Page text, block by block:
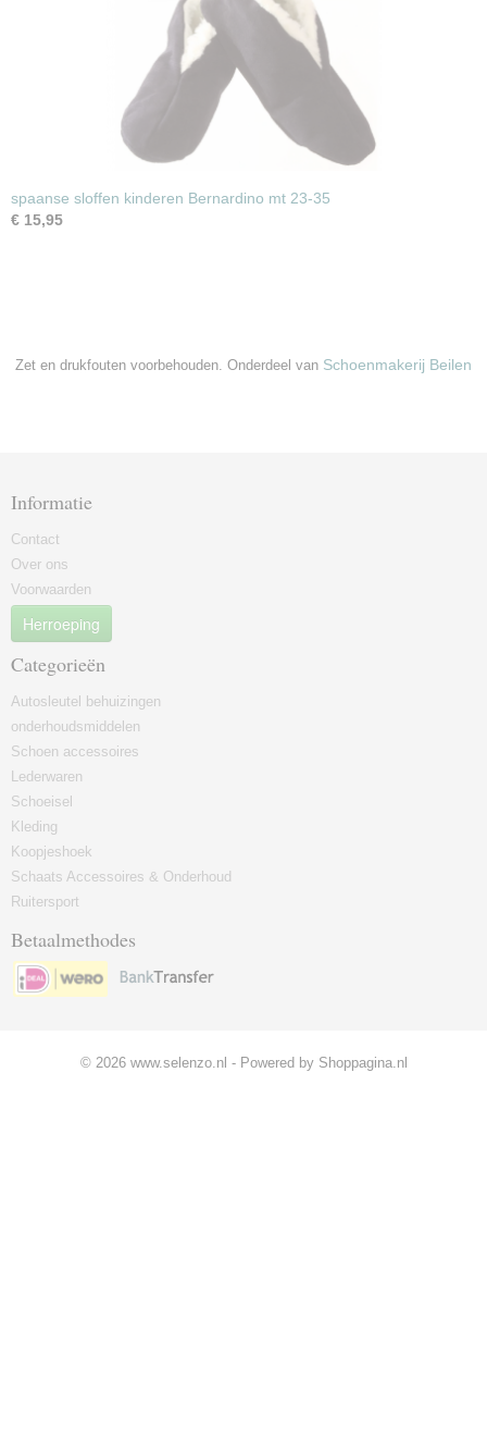
spaanse sloffen kinderen Bernardino mt 23-35
€ 15,95
Zet en drukfouten voorbehouden. Onderdeel van Schoenmakerij Beilen
Informatie
Contact
Over ons
Voorwaarden
Herroeping
Categorieën
Autosleutel behuizingen
onderhoudsmiddelen
Schoen accessoires
Lederwaren
Schoeisel
Kleding
Koopjeshoek
Schaats Accessoires & Onderhoud
Ruitersport
Betaalmethodes
© 2026 www.selenzo.nl - Powered by Shoppagina.nl